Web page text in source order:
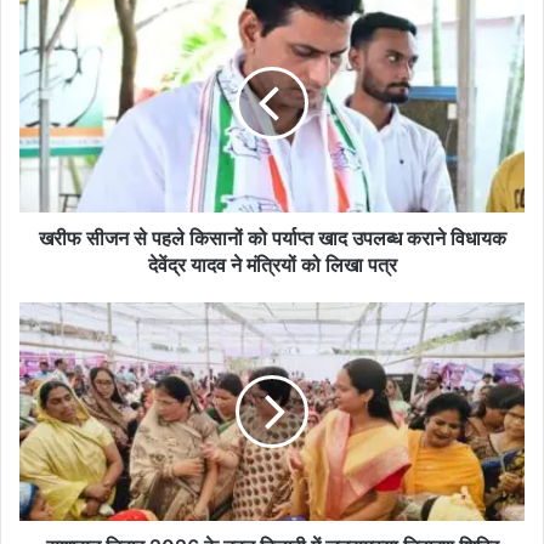
ख
फ
सी
ज
न
से
ह
को
प
र्या
प्त
खा
द
उ
प
खरीफ सीजन से पहले किसानों को पर्याप्त खाद उपलब्ध कराने विधायक
देवेंद्र यादव ने मंत्रियों को लिखा पत्र
सु
शा
स
न
ति
हा
र
2
0